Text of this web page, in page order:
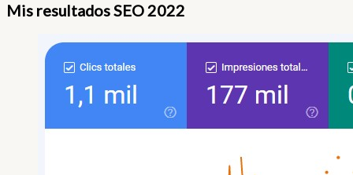
Mis resultados SEO 2022